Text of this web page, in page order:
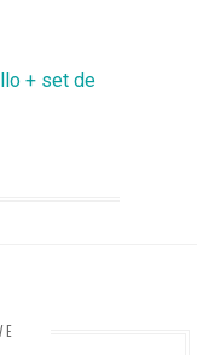
+ set de